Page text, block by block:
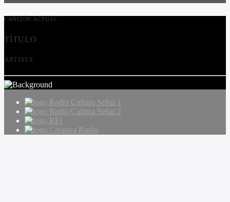
CANCIÓN ACTUAL
TÍTULO
ARTISTA
Radio Cultura Señal 1
Radio Cultura Señal 2
RFI
Creativa Radio